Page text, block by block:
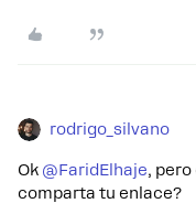
rodrigo_silvano
Ok ​ @FaridElhaje, pero
comparta tu enlace?